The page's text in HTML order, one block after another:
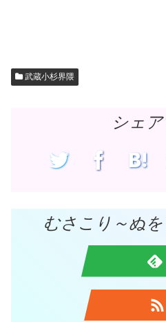
武蔵小杉界隈
シェ
むさこり～ぬ